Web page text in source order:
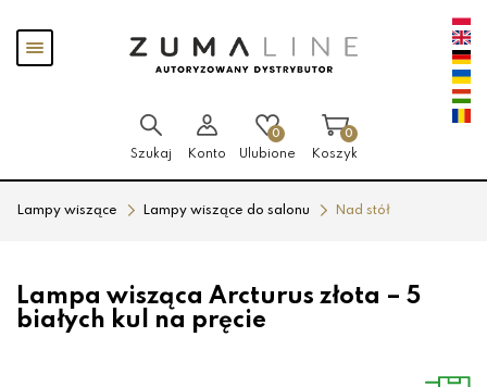
Pokaż
menu
Szukaj Konto
0
Ulubione
0
Koszyk
Lampy wiszące Lampy wiszące do salonu Nad stół
Lampa wisząca Arcturus złota – 5
białych kul na pręcie